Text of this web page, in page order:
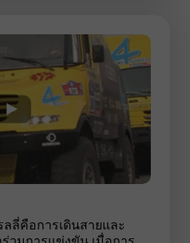
ลี่คือการเดินสายและ